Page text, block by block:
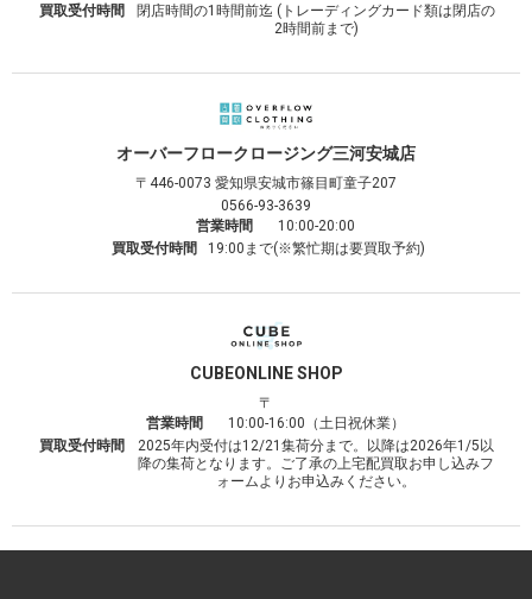
買取受付時間
閉店時間の1時間前迄 (トレーディングカード類は閉店の
2時間前まで)
オーバーフロークロージング三河安城店
〒446-0073 愛知県安城市篠目町童子207
0566-93-3639
営業時間
10:00-20:00
買取受付時間
19:00まで(※繁忙期は要買取予約)
CUBEONLINE SHOP
〒
営業時間
10:00-16:00（土日祝休業）
買取受付時間
2025年内受付は12/21集荷分まで。以降は2026年1/5以
降の集荷となります。ご了承の上宅配買取お申し込みフ
ォームよりお申込みください。